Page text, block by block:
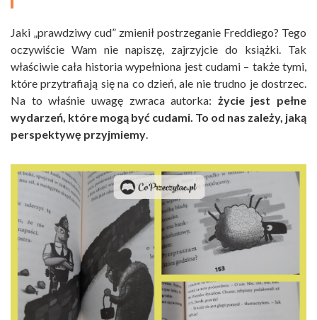
Jaki „prawdziwy cud” zmienił postrzeganie Freddiego? Tego
oczywiście Wam nie napiszę, zajrzyjcie do książki. Tak
właściwie cała historia wypełniona jest cudami – także tymi,
które przytrafiają się na co dzień, ale nie trudno je dostrzec.
Na to właśnie uwagę zwraca autorka: życie jest pełne
wydarzeń, które mogą być cudami. To od nas zależy, jaką
perspektywę przyjmiemy.